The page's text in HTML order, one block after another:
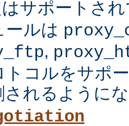
サポートさ
ールは
,
トコルをサポ
されるように